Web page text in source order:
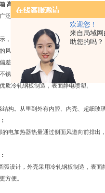
欢迎您！
来自局域
助您的吗？
高温电热烤箱
泛用于工矿企业、化验室、科研单位等
，多组数据一屏显示，菜单式操作界面
风道循环系统，自动排放箱体内部的水
差保护、数字显示的微电脑温度控制器
锈钢，搁板支架可以自由装卸，半圆形
质冷轧钢板制造，表面静电喷塑。
结构。从里到外有内腔、内壳、超细玻
的电加热器热量通过侧面风道向前排出
弧设计，外壳采用冷轧钢板制造，表
方便。